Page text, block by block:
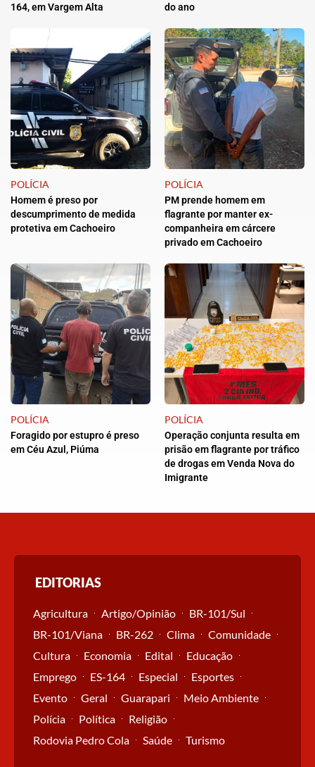
164, em Vargem Alta
do ano
POLÍCIA
Homem é preso por
descumprimento de medida
protetiva em Cachoeiro
POLÍCIA
PM prende homem em
flagrante por manter ex-
companheira em cárcere
privado em Cachoeiro
POLÍCIA
Foragido por estupro é preso
em Céu Azul, Piúma
POLÍCIA
Operação conjunta resulta em
prisão em flagrante por tráfico
de drogas em Venda Nova do
Imigrante
EDITORIAS
Agricultura Artigo/Opinião
BR-101/Sul
BR-101/Viana
BR-262 Clima
Comunidade
Cultura
Economia Edital
Educação
Emprego
ES-164 Especial
Esportes
Evento
Geral Guarapari
Meio Ambiente
Polícia
Política
Religião
Rodovia Pedro Cola
Saúde Turismo